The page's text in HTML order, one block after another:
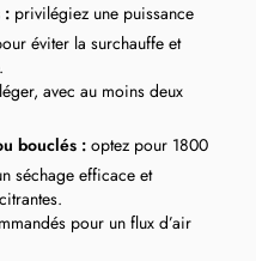
: privilégiez une puissance
éviter la surchauffe et
avec au moins deux
bouclés : optez pour 1800
séchage efficace et
pour un flux d’air